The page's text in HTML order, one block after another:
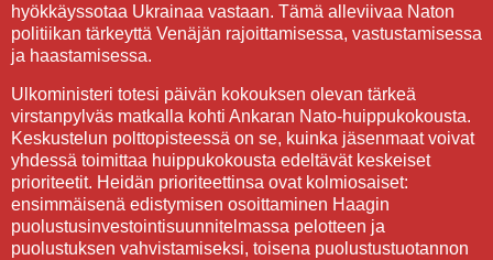
hyökkäyssotaa Ukrainaa vastaan. Tämä alleviivaa Naton
politiikan tärkeyttä Venäjän rajoittamisessa, vastustamisessa
ja haastamisessa.
Ulkoministeri totesi päivän kokouksen olevan tärkeä
virstanpylväs matkalla kohti Ankaran Nato-huippukokousta.
Keskustelun polttopisteessä on se, kuinka jäsenmaat voivat
yhdessä toimittaa huippukokousta edeltävät keskeiset
prioriteetit. Heidän prioriteettinsa ovat kolmiosaiset:
ensimmäisenä edistymisen osoittaminen Haagin
puolustusinvestointisuunnitelmassa pelotteen ja
puolustuksen vahvistamiseksi, toisena puolustustuotannon